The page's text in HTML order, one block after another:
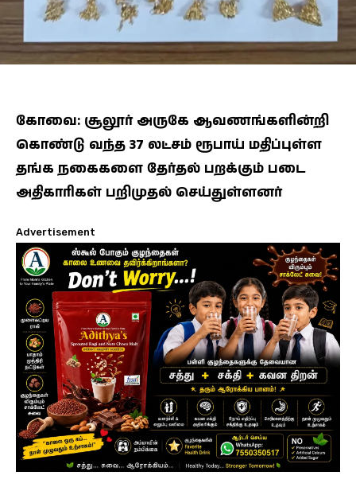
கோவை: சூலூர் அருகே ஆவணங்களின்றி
கொண்டு வந்த 37 லட்சம் ரூபாய் மதிப்புள்ள
தங்க நகைகளை தேர்தல் பறக்கும் படை
அதிகாரிகள் பறிமுதல் செய்துள்ளனர்
Advertisement